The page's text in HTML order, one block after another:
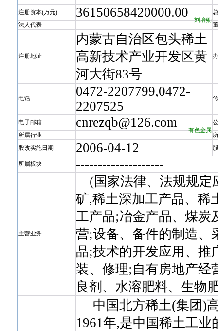
注册资本(万元) 36150658420000.00
法人代表
刘培勋
注册地址
内蒙古自治区包头稀土
高新技术产业开发区黄
河大街83号
电话
0472-2207799,0472-
2207525
电子邮箱 cnrezqb@126.com
所属行业
有色金属
股改实施日期
2006-04-12
所属板块 --------------------
主营业务
(国家法律、法规规定
矿,稀土深加工产品、稀
工产品;冶金产品、煤炭
营;设备、备件的制造、
品;技术的开发应用、推
装、修理;自有房地产经
良剂、水溶肥料、生物
中国北方稀土(集团)
1961年,是中国稀土工